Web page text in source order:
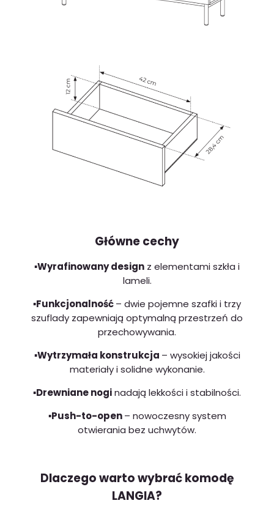
Główne cechy
▪️Wyrafinowany design z elementami szkła i
lameli.
▪️Funkcjonalność– dwie pojemne szafki i trzy
szuflady zapewniają optymalną przestrzeń do
przechowywania.
▪️Wytrzymała konstrukcja – wysokiej jakości
materiały i solidne wykonanie.
▪️Drewniane noginadają lekkości i stabilności.
▪️Push-to-open– nowoczesny system
otwierania bez uchwytów.
Dlaczego warto wybrać komodę
LANGIA?